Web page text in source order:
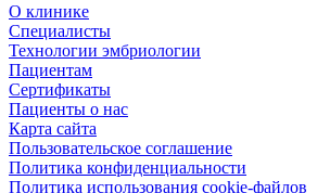
О клинике
Специалисты
Технологии эмбриологии
Пациентам
Сертификаты
Пациенты о нас
Карта сайта
Пользовательское соглашение
Политика конфиденциальности
Политика использования cookie-файлов